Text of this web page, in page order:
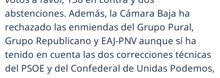
abstenciones. Además, la Cámara Baja ha
rechazado las enmiendas del Grupo Pural,
Grupo Republicano y EAJ-PNV aunque sí ha
tenido en cuenta las dos correcciones técnicas
del PSOE y del Confederal de Unidas Podemos,